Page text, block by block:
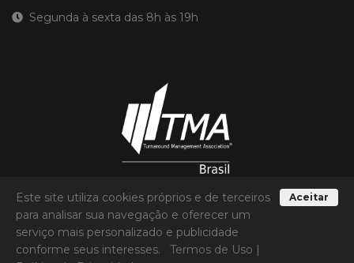
Segunda à sexta das 8h às 19h
Laspro Consultores
© 2026 - Todos os direitos reservados
Termos de Uso
Política de Privacidade
Este site utiliza cookies próprios e de terceiros
para analisar sua navegação e oferecer um
serviço mais personalizado e publicidade
conforme seus interesses. Termos de Uso |
Aceitar